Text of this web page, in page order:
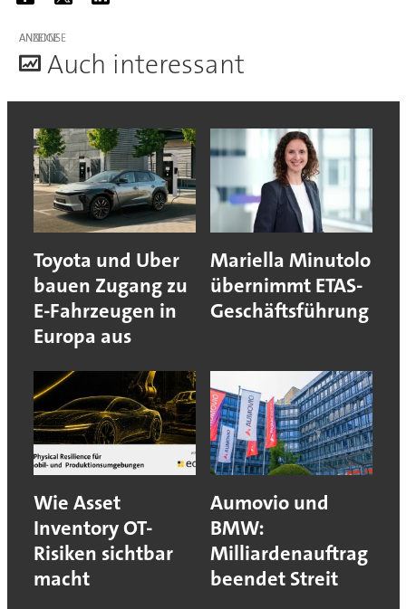
ANZEIGE
Auch interessant
Toyota und Uber
bauen Zugang zu
E-Fahrzeugen in
Europa aus
Mariella Minutolo
übernimmt ETAS-
Geschäftsführung
Wie Asset
Inventory OT-
Risiken sichtbar
macht
Aumovio und
BMW:
Milliardenauftrag
beendet Streit